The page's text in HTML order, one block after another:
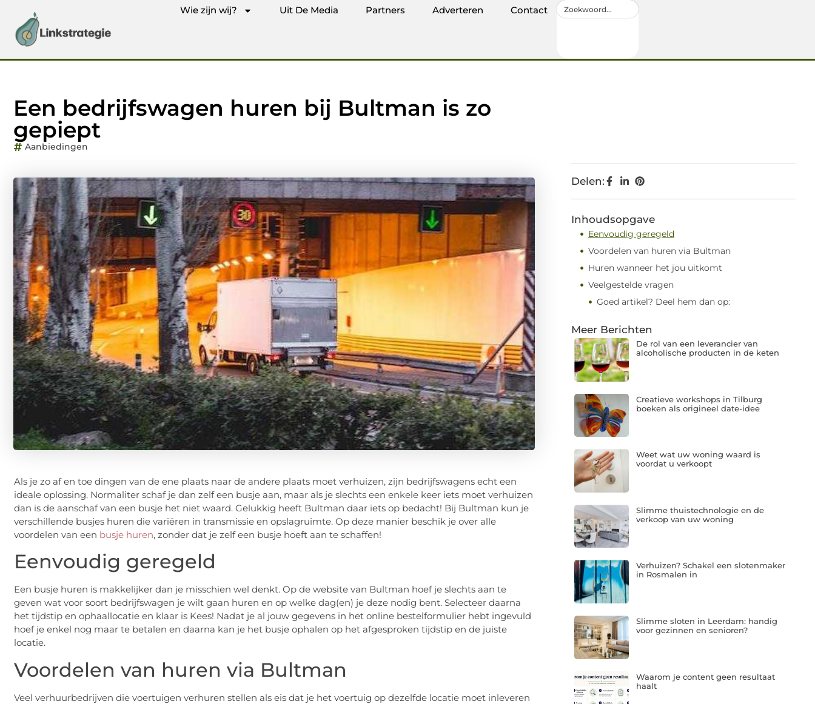
Wie zijn wij? Uit De Media Partners Adverteren Contact
Een bedrijfswagen huren bij Bultman is zo
gepiept
Aanbiedingen
Als je zo af en toe dingen van de ene plaats naar de andere plaats moet verhuizen, zijn bedrijfswagens echt een
ideale oplossing. Normaliter schaf je dan zelf een busje aan, maar als je slechts een enkele keer iets moet verhuizen
dan is de aanschaf van een busje het niet waard. Gelukkig heeft Bultman daar iets op bedacht! Bij Bultman kun je
verschillende busjes huren die variëren in transmissie en opslagruimte. Op deze manier beschik je over alle
voordelen van een busje huren, zonder dat je zelf een busje hoeft aan te schaffen!
Eenvoudig geregeld
Een busje huren is makkelijker dan je misschien wel denkt. Op de website van Bultman hoef je slechts aan te
geven wat voor soort bedrijfswagen je wilt gaan huren en op welke dag(en) je deze nodig bent. Selecteer daarna
het tijdstip en ophaallocatie en klaar is Kees! Nadat je al jouw gegevens in het online bestelformulier hebt ingevuld
hoef je enkel nog maar te betalen en daarna kan je het busje ophalen op het afgesproken tijdstip en de juiste
locatie.
Voordelen van huren via Bultman
Veel verhuurbedrijven die voertuigen verhuren stellen als eis dat je het voertuig op dezelfde locatie moet inleveren
Delen:
Inhoudsopgave
Eenvoudig geregeld
Voordelen van huren via Bultman
Huren wanneer het jou uitkomt
Veelgestelde vragen
Goed artikel? Deel hem dan op:
Meer Berichten
De rol van een leverancier van
alcoholische producten in de keten
Creatieve workshops in Tilburg
boeken als origineel date-idee
Weet wat uw woning waard is
voordat u verkoopt
Slimme thuistechnologie en de
verkoop van uw woning
Verhuizen? Schakel een slotenmaker
in Rosmalen in
Slimme sloten in Leerdam: handig
voor gezinnen en senioren?
Waarom je content geen resultaat
haalt